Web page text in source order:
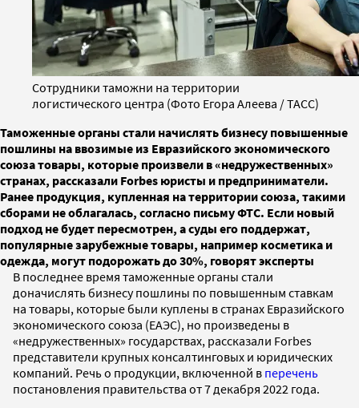
Сотрудники таможни на территории
логистического центра (Фото Егора Алеева / ТАСС)
Таможенные органы стали начислять бизнесу повышенные
пошлины на ввозимые из Евразийского экономического
союза товары, которые произвели в «недружественных»
странах, рассказали Forbes юристы и предприниматели.
Ранее продукция, купленная на территории союза, такими
сборами не облагалась, согласно письму ФТС. Если новый
подход не будет пересмотрен, а суды его поддержат,
популярные зарубежные товары, например косметика и
одежда, могут подорожать до 30%, говорят эксперты
В последнее время таможенные органы стали
доначислять бизнесу пошлины по повышенным ставкам
на товары, которые были куплены в странах Евразийского
экономического союза (ЕАЭС), но произведены в
«недружественных» государствах, рассказали Forbes
представители крупных консалтинговых и юридических
компаний. Речь о продукции, включенной в перечень
постановления правительства от 7 декабря 2022 года.